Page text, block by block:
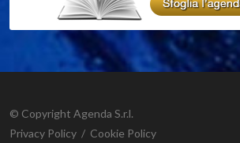
© Copyright Agenda S.r.l.
Privacy Policy / Cookie Policy